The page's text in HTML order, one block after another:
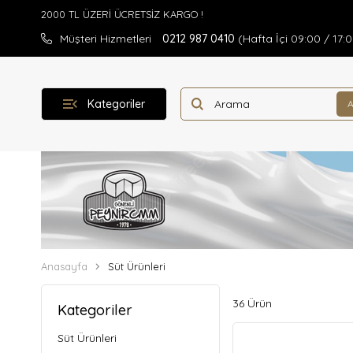
Müşteri Hizmetleri 0212 987 0410 (Hafta İçi 09:00 /
Kategoriler
Anasayfa Süt Ürünleri
Kategoriler
Süt Ürünleri
36 Ürün